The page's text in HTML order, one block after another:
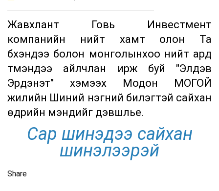
Жавхлант Говь Инвестмент
компанийн нийт хамт олон Та
бүхэндээ болон монголынхоо нийт ард
түмэндээ айлчлан ирж буй "Элдэв
Эрдэнэт" хэмээх Модон МОГОЙ
жилийн Шиний нэгний билэгтэй сайхан
өдрийн мэндийг дэвшүүлье.
Сар шинэдээ сайхан
шинэлээрэй
Share